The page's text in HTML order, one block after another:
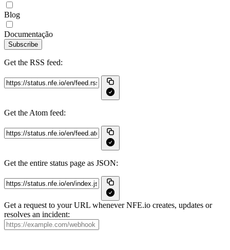
Blog
Documentação
Subscribe
Get the RSS feed:
Get the Atom feed:
Get the entire status page as JSON:
Get a request to your URL whenever NFE.io creates, updates or
resolves an incident: